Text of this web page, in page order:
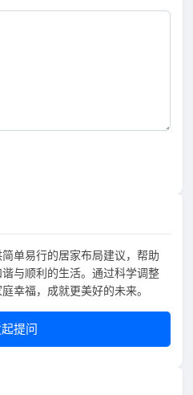
单易行的居家布局建议，帮助
与顺利的生活。通过科学调整
幸福，成就更美好的未来。
提问